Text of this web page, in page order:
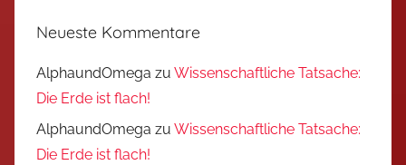
Neueste Kommentare
AlphaundOmega zu Wissenschaftliche Tatsache:
Die Erde ist flach!
AlphaundOmega zu Wissenschaftliche Tatsache:
Die Erde ist flach!